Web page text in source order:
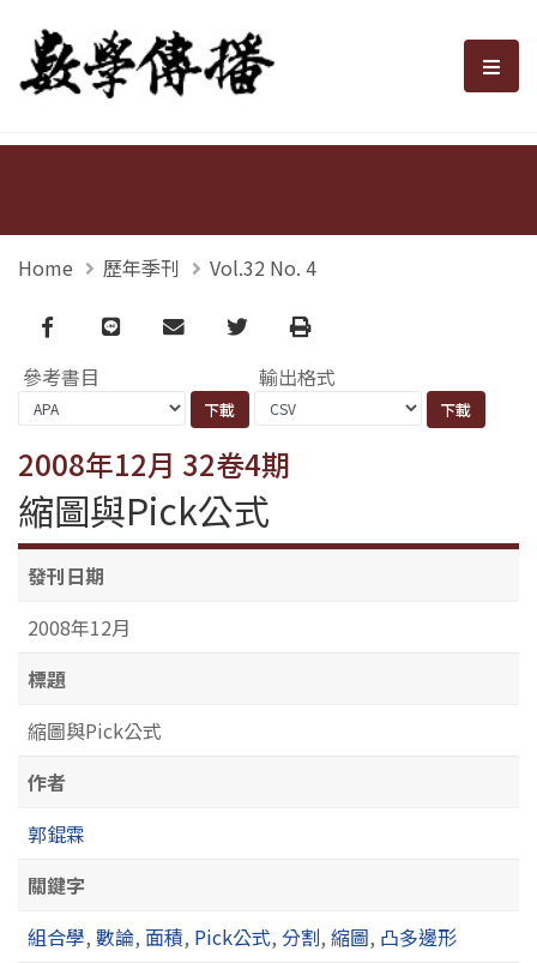
數學傳播 選
Home 歷年季刊 Vol.32 No. 4
Facebook
line email TwitterPrint
參考書目 輸出格式
2008年12月 32卷4期
縮圖與Pick公式
發刊日期
2008年12月
標題
縮圖與Pick公式
作者
郭錕霖
關鍵字
組合學, 數論, 面積, Pick公式, 分割, 縮圖, 凸多邊形